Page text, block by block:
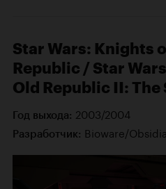
Star Wars: Knights
Republic / Star
Old Republic II: The
Год выхода: 2003/2004
Разработчик: Bioware/